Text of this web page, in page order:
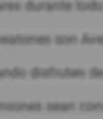
durante
son
disfruten
sean